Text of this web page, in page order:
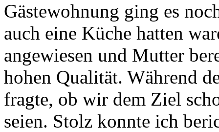
Gästewohnung ging es
auch eine Küche hatten
angewiesen und Mutter
hohen Qualität. Während
fragte, ob wir dem Ziel
seien. Stolz konnte ich